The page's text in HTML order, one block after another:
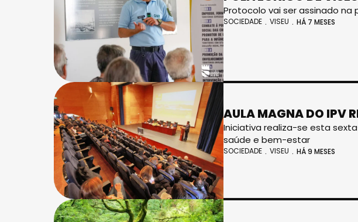
Protocolo vai ser assinado na
SOCIEDADE VISEU HÁ 7 MESES
AULA MAGNA DO IPV
Iniciativa realiza-se esta
saúde e bem-estar
SOCIEDADE VISEU HÁ 9 MESES